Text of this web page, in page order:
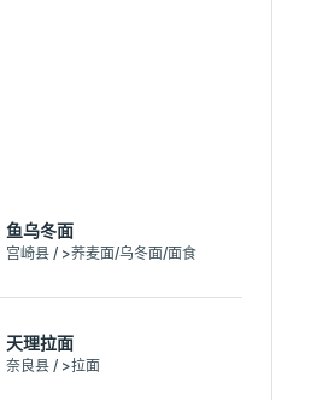
鱼乌冬面
宫崎县 / >荞麦面/乌冬面/面食
天理拉面
奈良县 / >拉面